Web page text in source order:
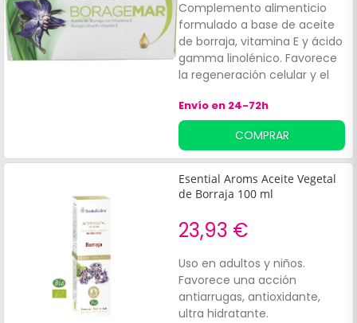
Complemento alimenticio
formulado a base de aceite
de borraja, vitamina E y ácido
gamma linolénico. Favorece
la regeneración celular y el
las articulaciones.
Envío en 24-72h
COMPRAR
Esential Aroms Aceite Vegetal
de Borraja 100 ml
23,93 €
Uso en adultos y niños.
Favorece una acción
antiarrugas, antioxidante,
ultra hidratante.